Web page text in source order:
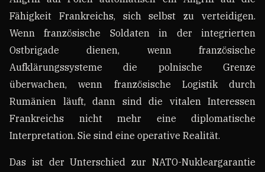
Fähigkeit Frankreichs, sich selbst zu verteidigen.
Wenn französische Soldaten in der integrierten
Ostbrigade dienen, wenn französische
Aufklärungssysteme die polnische Grenze
überwachen, wenn französische Logistik durch
Rumänien läuft, dann sind die vitalen Interessen
Frankreichs nicht mehr eine diplomatische
Interpretation. Sie sind eine operative Realität.
Das ist der Unterschied zur NATO-Nukleargarantie